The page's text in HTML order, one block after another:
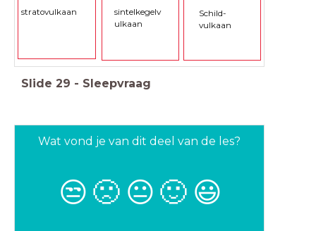
stratovulkaan
sintelkegelv
ulkaan
Schild-
vulkaan
Slide 29 - Sleepvraag
Wat vond je van dit deel van de les?
😒 🙁 😐 🙂 😃